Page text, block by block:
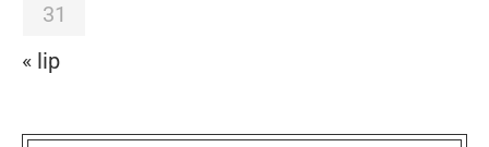
31
« lip